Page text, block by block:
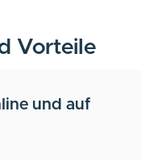
Vorteile
und auf